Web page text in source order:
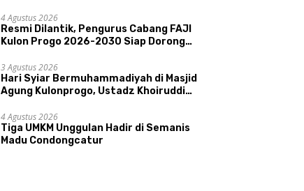
4 Agustus 2026
Resmi Dilantik, Pengurus Cabang FAJI
Kulon Progo 2026-2030 Siap Dorong
Sungai Progo
3 Agustus 2026
Hari Syiar Bermuhammadiyah di Masjid
Agung Kulonprogo, Ustadz Khoiruddin
Sakinah Adalah Agama
4 Agustus 2026
Tiga UMKM Unggulan Hadir di Semanis
Madu Condongcatur